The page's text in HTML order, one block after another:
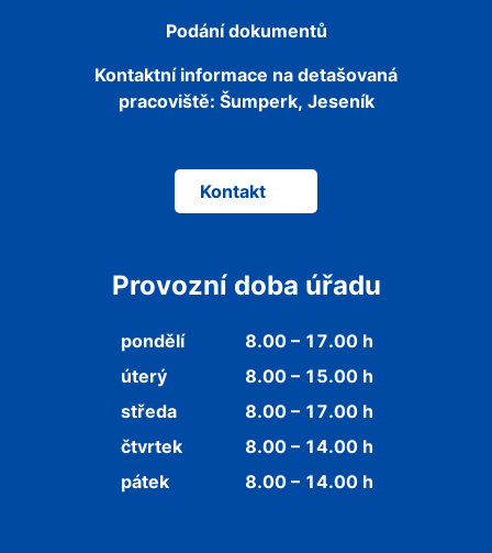
Podání dokumentů
Kontaktní informace na detašovaná
pracoviště: Šumperk, Jeseník
Kontakt
Provozní doba úřadu
pondělí
8.00 – 17.00 h
úterý
8.00 – 15.00 h
středa
8.00 – 17.00 h
čtvrtek
8.00 – 14.00 h
pátek
8.00 – 14.00 h